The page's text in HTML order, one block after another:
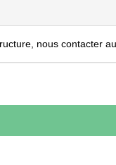
nous contacter